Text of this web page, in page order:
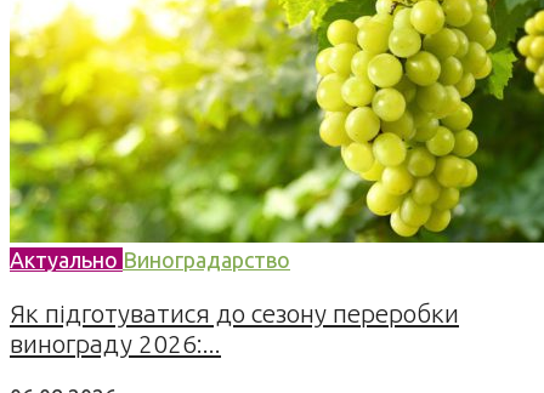
Актуально Виноградарство
Як підготуватися до сезону переробки
винограду 2026:...